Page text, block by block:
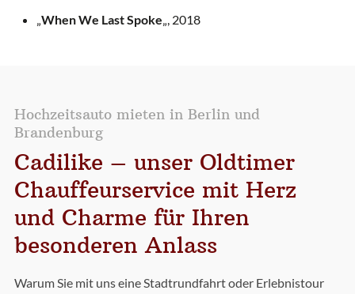
„When We Last Spoke„, 2018
Hochzeitsauto mieten in Berlin und
Brandenburg
Cadilike – unser Oldtimer
Chauffeurservice mit Herz
und Charme für Ihren
besonderen Anlass
Warum Sie mit uns eine Stadtrundfahrt oder Erlebnistour